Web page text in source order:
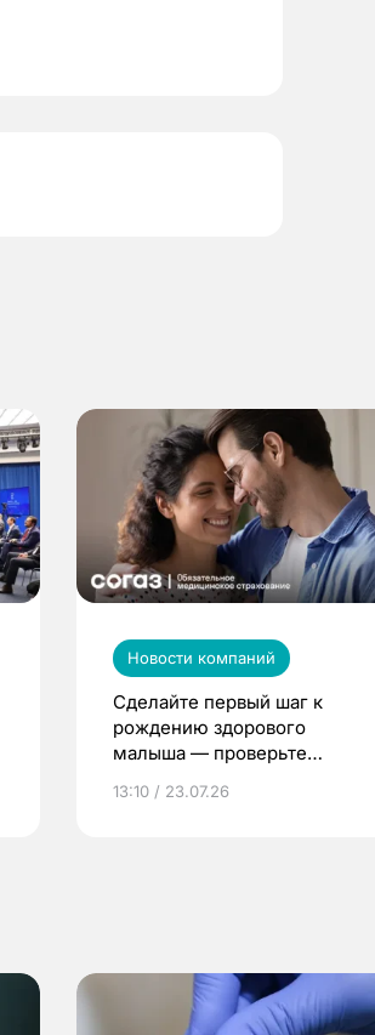
Новости компаний
Сделайте первый шаг к
рождению здорового
малыша — проверьте
по ОМС!
13:10 / 23.07.26